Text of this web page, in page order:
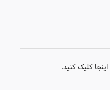
اینجا کلیک کنید.